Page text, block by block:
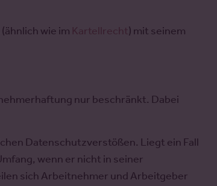
wie im Kartellrecht) mit seinem
nur beschränkt. Dabei
Datenschutzverstößen. Liegt ein Fall
wenn er nicht in seiner
sich Arbeitnehmer und Arbeitgeber